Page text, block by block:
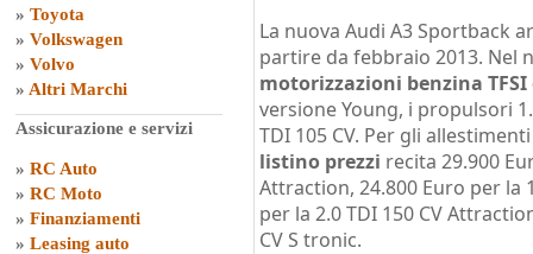
» Toyota
» Volkswagen
» Volvo
» Altri Marchi
Assicurazione e servizi
» RC Auto
» RC Moto
» Finanziamenti
» Leasing auto
La nuova Audi A3 Sportback
partire da febbraio 2013. Nel
motorizzazioni benzina TFSI
versione Young, i propulsori
TDI 105 CV. Per gli
listino prezzi recita 29.900
Attraction, 24.800 Euro per la
per la 2.0 TDI 150 CV
CV S tronic.